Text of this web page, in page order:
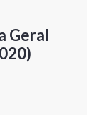
Geral